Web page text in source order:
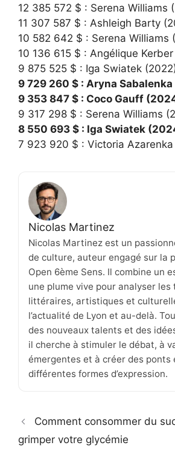
12 385 572 $ : Serena Williams
11 307 587 $ : Ashleigh Barty
10 582 642 $ : Serena Williams
10 136 615 $ : Angélique
9 875 525 $ : Iga Swiatek
9 729 260 $ : Aryna
9 353 847 $ : Coco Gauff
9 317 298 $ : Serena Williams
8 550 693 $ : Iga Swiatek
7 923 920 $ : Victoria Azarenka
Nicolas Martinez
Nicolas Martinez est un
de culture, auteur engagé sur la
Open 6ème Sens. Il combine un
une plume vive pour analyser les
littéraires, artistiques et
l’actualité de Lyon et au-delà.
des nouveaux talents et des
il cherche à stimuler le débat, à
émergentes et à créer des ponts
différentes formes d’expression.
Comment consommer du
grimper votre glycémie